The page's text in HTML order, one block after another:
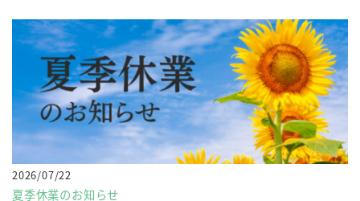
2026/07/22
夏季休業のお知らせ